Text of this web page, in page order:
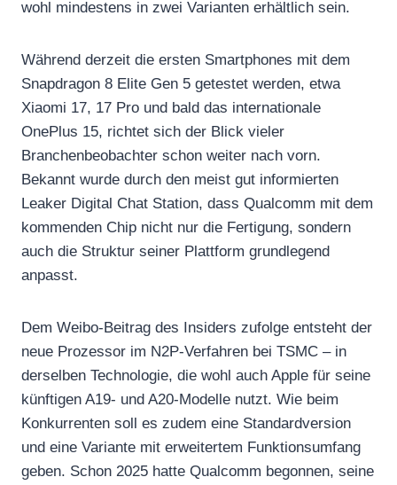
wohl mindestens in zwei Varianten erhältlich sein.
Während derzeit die ersten Smartphones mit dem
Snapdragon 8 Elite Gen 5 getestet werden, etwa
Xiaomi 17, 17 Pro und bald das internationale
OnePlus 15, richtet sich der Blick vieler
Branchenbeobachter schon weiter nach vorn.
Bekannt wurde durch den meist gut informierten
Leaker Digital Chat Station, dass Qualcomm mit dem
kommenden Chip nicht nur die Fertigung, sondern
auch die Struktur seiner Plattform grundlegend
anpasst.
Dem Weibo-Beitrag des Insiders zufolge entsteht der
neue Prozessor im N2P-Verfahren bei TSMC – in
derselben Technologie, die wohl auch Apple für seine
künftigen A19- und A20-Modelle nutzt. Wie beim
Konkurrenten soll es zudem eine Standardversion
und eine Variante mit erweitertem Funktionsumfang
geben. Schon 2025 hatte Qualcomm begonnen, seine